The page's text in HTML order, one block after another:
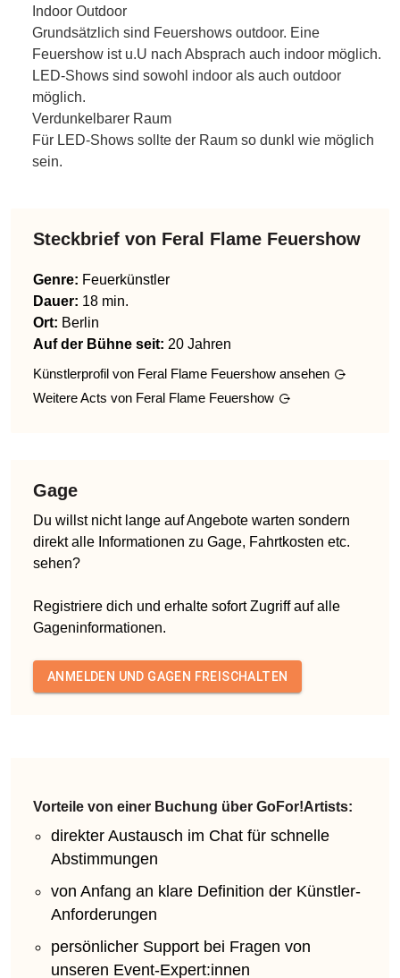
Indoor Outdoor
Grundsätzlich sind Feuershows outdoor. Eine
Feuershow ist u.U nach Absprach auch indoor möglich.
LED-Shows sind sowohl indoor als auch outdoor
möglich.
Verdunkelbarer Raum
Für LED-Shows sollte der Raum so dunkl wie möglich
sein.
Steckbrief von Feral Flame Feuershow
Genre: Feuerkünstler
Dauer: 18 min.
Ort: Berlin
Auf der Bühne seit: 20 Jahren
Künstlerprofil von Feral Flame Feuershow ansehen
Weitere Acts von Feral Flame Feuershow
Gage
Du willst nicht lange auf Angebote warten sondern
direkt alle Informationen zu Gage, Fahrtkosten etc.
sehen?
Registriere dich und erhalte sofort Zugriff auf alle
Gageninformationen.
ANMELDEN UND GAGEN FREISCHALTEN
Vorteile von einer Buchung über GoFor!Artists:
direkter Austausch im Chat für schnelle
Abstimmungen
von Anfang an klare Definition der Künstler-
Anforderungen
persönlicher Support bei Fragen von
unseren Event-Expert:innen